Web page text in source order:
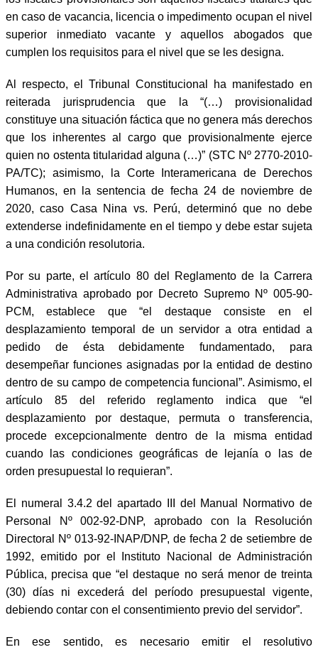
en caso de vacancia, licencia o impedimento ocupan el nivel
superior inmediato vacante y aquellos abogados que
cumplen los requisitos para el nivel que se les designa.
Al respecto, el Tribunal Constitucional ha manifestado en
reiterada jurisprudencia que la “(…) provisionalidad
constituye una situación fáctica que no genera más derechos
que los inherentes al cargo que provisionalmente ejerce
quien no ostenta titularidad alguna (…)” (STC Nº 2770-2010-
PA/TC); asimismo, la Corte Interamericana de Derechos
Humanos, en la sentencia de fecha 24 de noviembre de
2020, caso Casa Nina vs. Perú, determinó que no debe
extenderse indefinidamente en el tiempo y debe estar sujeta
a una condición resolutoria.
Por su parte, el artículo 80 del Reglamento de la Carrera
Administrativa aprobado por Decreto Supremo Nº 005-90-
PCM, establece que “el destaque consiste en el
desplazamiento temporal de un servidor a otra entidad a
pedido de ésta debidamente fundamentado, para
desempeñar funciones asignadas por la entidad de destino
dentro de su campo de competencia funcional”. Asimismo, el
artículo 85 del referido reglamento indica que “el
desplazamiento por destaque, permuta o transferencia,
procede excepcionalmente dentro de la misma entidad
cuando las condiciones geográficas de lejanía o las de
orden presupuestal lo requieran”.
El numeral 3.4.2 del apartado III del Manual Normativo de
Personal Nº 002-92-DNP, aprobado con la Resolución
Directoral Nº 013-92-INAP/DNP, de fecha 2 de setiembre de
1992, emitido por el Instituto Nacional de Administración
Pública, precisa que “el destaque no será menor de treinta
(30) días ni excederá del período presupuestal vigente,
debiendo contar con el consentimiento previo del servidor”.
En ese sentido, es necesario emitir el resolutivo